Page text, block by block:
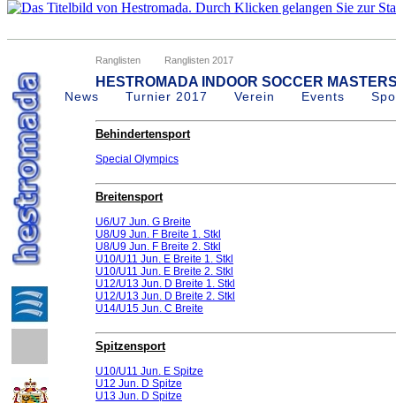
News Turnier 2017 Verein Events
Ranglisten Ranglisten 2017
HESTROMADA INDOOR SOCCER
Behindertensport
Special Olympics
Breitensport
U6/U7 Jun. G Breite
U8/U9 Jun. F Breite 1. Stkl
U8/U9 Jun. F Breite 2. Stkl
U10/U11 Jun. E Breite 1. Stkl
U10/U11 Jun. E Breite 2. Stkl
U12/U13 Jun. D Breite 1. Stkl
U12/U13 Jun. D Breite 2. Stkl
U14/U15 Jun. C Breite
Spitzensport
U10/U11 Jun. E Spitze
U12 Jun. D Spitze
U13 Jun. D Spitze